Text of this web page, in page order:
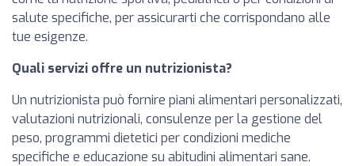
salute specifiche, per assicurarti che corrispondano alle
tue esigenze.
Quali servizi offre un nutrizionista?
Un nutrizionista può fornire piani alimentari personalizzati,
valutazioni nutrizionali, consulenze per la gestione del
peso, programmi dietetici per condizioni mediche
specifiche e educazione su abitudini alimentari sane.